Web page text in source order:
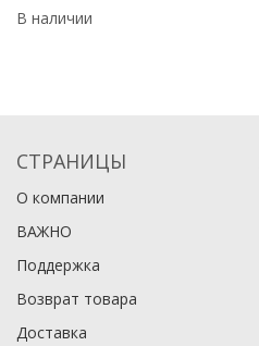
В наличии
СТРАНИЦЫ
О компании
ВАЖНО
Поддержка
Возврат товара
Доставка